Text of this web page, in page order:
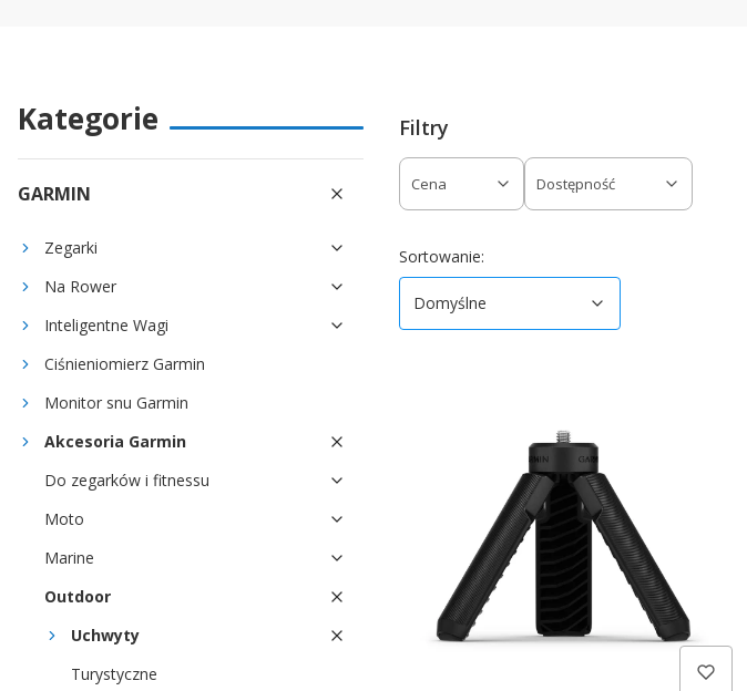
Kategorie
GARMIN
Zegarki
Na Rower
Inteligentne Wagi
Ciśnieniomierz Garmin
Monitor snu Garmin
Akcesoria Garmin
Do zegarków i fitnessu
Moto
Marine
Outdoor
Uchwyty
Turystyczne
Filtry
Cena Dostępność
Sortowanie:
Domyślne